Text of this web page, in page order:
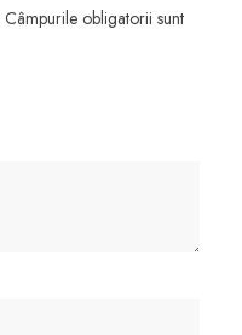
Câmpurile obligatorii sunt